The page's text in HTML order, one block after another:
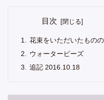
目次
花束をいただいたものの
ウォータービーズ
追記 2016.10.18